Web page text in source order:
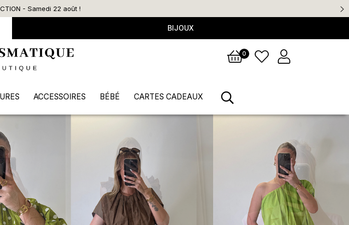
Livraison offerte dès 90€ d’achat
BIJOUX
0
ACCESSOIRES BÉBÉ CARTES CADEAUX